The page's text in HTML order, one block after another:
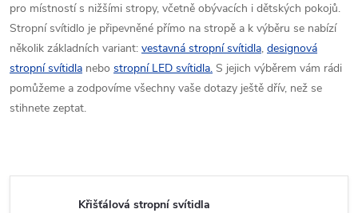
pro místností s nižšími stropy, včetně obývacích i dětských pokojů.
Stropní svítidlo je připevněné přímo na stropě a k výběru se nabízí
několik základních variant: vestavná stropní svítidla, designová
stropní svítidla nebo stropní LED svítidla. S jejich výběrem vám rádi
pomůžeme a zodpovíme všechny vaše dotazy ještě dřív, než se
stihnete zeptat.
Křišťálová stropní svítidla